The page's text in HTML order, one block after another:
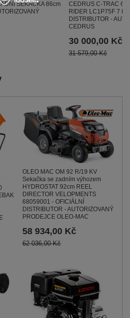
SEKAČKA 86cm
CEDRUS C-TRAC
RIDER LC1P75F 7
DISTRIBUTOR -
CEDRUS
30 000,00 Kč
31 579,00 Kč
OLEO MAC OM 92 R/19 KV
Sekačka se zadním výhozem
HYDROSTAT 92cm REEL
DIRECTOR VELOPMENTS
68059001 - OFICIÁLNÍ
DISTRIBUTOR - AUTORIZOVANÝ
PRODEJCE OLEO-MAC
58 934,00 Kč
62 036,00 Kč